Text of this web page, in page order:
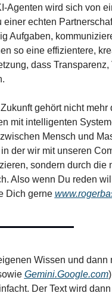
Agenten wird sich von
echten
Aufgaben,
so eine effizientere,
dass Transparenz,
gehört nicht mehr
mit intelligenten
Mensch und
der wir mit unseren
sondern durch die
Also wenn Du reden
Dich gerne
Wissen und dann
Gemini.Google.com
Der Text wird